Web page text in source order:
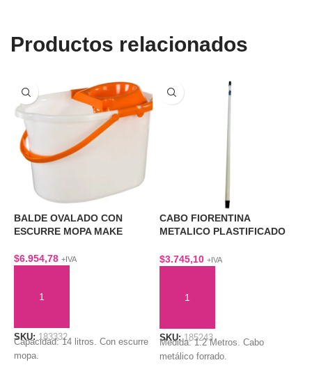
Productos relacionados
BALDE OVALADO CON
ESCURRE MOPA MAKE
$6.954,78 +IVA
SKU: 183332
Capacidad: 14 litros. Con escurre
mopa.
CABO FIORENTINA
METALICO PLASTIFICADO
$3.745,10 +IVA
SKU:185243
Medida: 1.2 Metros. Cabo
metálico forrado.